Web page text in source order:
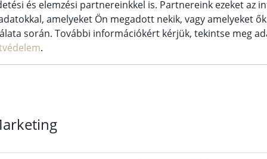
Sirius Tech-
hosszabbító
m kültéri
és elemzési partnereinkkel is. Partnereink ezeket az
amelyeket Ön megadott nekik, vagy amelyeket
során. További információkért kérjük, tekintse meg
.